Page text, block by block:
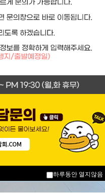
하루동안 열지않음